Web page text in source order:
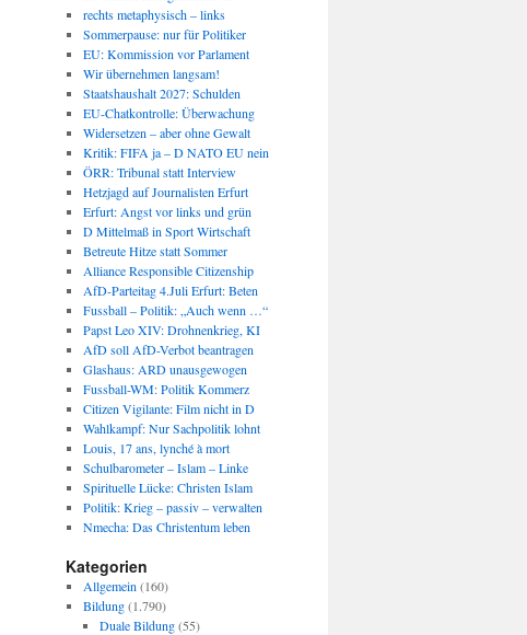
rechts metaphysisch – links
Sommerpause: nur für Politiker
EU: Kommission vor Parlament
Wir übernehmen langsam!
Staatshaushalt 2027: Schulden
EU-Chatkontrolle: Überwachung
Widersetzen – aber ohne Gewalt
Kritik: FIFA ja – D NATO EU nein
ÖRR: Tribunal statt Interview
Hetzjagd auf Journalisten Erfurt
Erfurt: Angst vor links und grün
D Mittelmaß in Sport Wirtschaft
Betreute Hitze statt Sommer
Alliance Responsible Citizenship
AfD-Parteitag 4.Juli Erfurt: Beten
Fussball – Politik: „Auch wenn …“
Papst Leo XIV: Drohnenkrieg, KI
AfD soll AfD-Verbot beantragen
Glashaus: ARD unausgewogen
Fussball-WM: Politik Kommerz
Citizen Vigilante: Film nicht in D
Wahlkampf: Nur Sachpolitik lohnt
Louis, 17 ans, lynché à mort
Schulbarometer – Islam – Linke
Spirituelle Lücke: Christen Islam
Politik: Krieg – passiv – verwalten
Nmecha: Das Christentum leben
Kategorien
Allgemein (160)
Bildung(1.790)
Duale Bildung(55)